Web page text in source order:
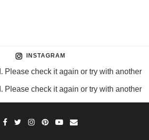
INSTAGRAM
Please check it again or try with another
Please check it again or try with another